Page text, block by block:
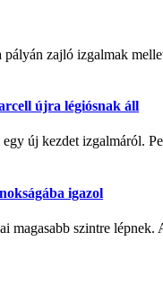
pályán zajló izgalmak
újra légiósnak áll
egy új kezdet izgalmáról.
igazol
magasabb szintre